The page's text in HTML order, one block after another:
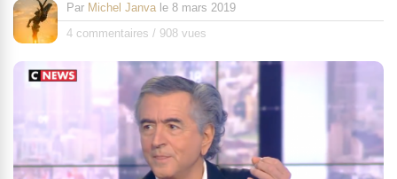
Par Michel Janva le 8 mars 2019
4 commentaires / 908 vues